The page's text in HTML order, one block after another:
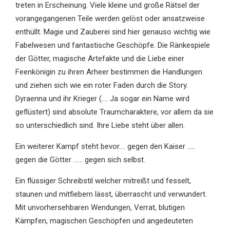
treten in Erscheinung. Viele kleine und große Rätsel der
vorangegangenen Teile werden gelöst oder ansatzweise
enthüllt. Magie und Zauberei sind hier genauso wichtig wie
Fabelwesen und fantastische Geschöpfe. Die Ränkespiele
der Götter, magische Artefakte und die Liebe einer
Feenkönigin zu ihren Arheer bestimmen die Handlungen
und ziehen sich wie ein roter Faden durch die Story.
Dyraenna und ihr Krieger (…. Ja sogar ein Name wird
geflüstert) sind absolute Traumcharaktere, vor allem da sie
so unterschiedlich sind. Ihre Liebe steht über allen.
Ein weiterer Kampf steht bevor…. gegen den Kaiser …..
gegen die Götter …… gegen sich selbst.
Ein flüssiger Schreibstil welcher mitreißt und fesselt,
staunen und mitfiebern lässt, überrascht und verwundert.
Mit unvorhersehbaren Wendungen, Verrat, blutigen
Kämpfen, magischen Geschöpfen und angedeuteten